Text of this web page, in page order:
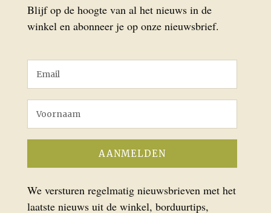
Blijf op de hoogte van al het nieuws in de
winkel en abonneer je op onze nieuwsbrief.
We versturen regelmatig nieuwsbrieven met het
laatste nieuws uit de winkel, borduurtips,